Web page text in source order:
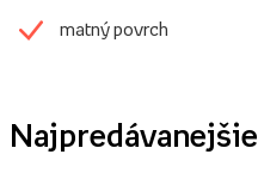
matný povrch
Najpredávanejšie